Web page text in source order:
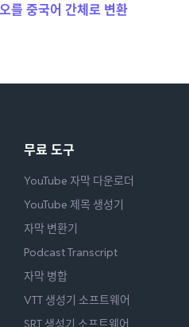
를 중국어 간체로 변환
무료 도구
YouTube 자막 다운로더
YouTube 제목 생성기
자막 변환기
Podcast Transcript
자막 병합
VTT 생성기 소프트웨어
SRT 생성기 소프트웨어